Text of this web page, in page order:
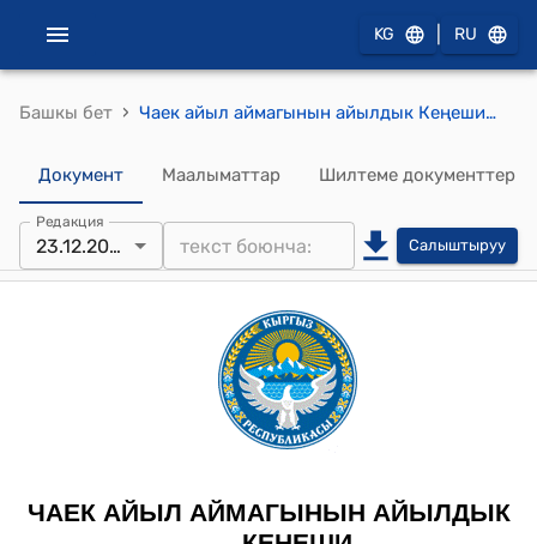
KG RU
Башкы бет › Чаек айыл аймагынын айылдык Кеңешинин 2025-жылдын 23-декабрындагы "Нарын облусунун Теңир-Тоо өнүктүрүү фондунан жана Жумгал райондук өнүктүрүү фондунан каржылануучу долбоорлорго макулдук берүү жөнүндө." №6 токтому
Документ Маалыматтар Шилтеме документтер
Редакция
23.12.2025 Салыштыруу